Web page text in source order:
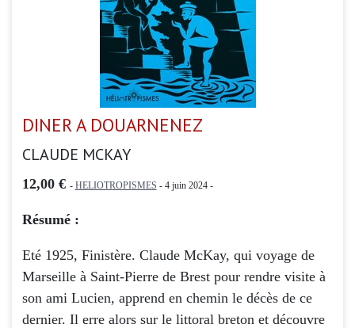
DINER A DOUARNENEZ
CLAUDE MCKAY
12,00 € - HELIOTROPISMES - 4 juin 2024 -
Résumé :
Eté 1925, Finistère. Claude McKay, qui voyage de
Marseille à Saint-Pierre de Brest pour rendre visite à
son ami Lucien, apprend en chemin le décès de ce
dernier. Il erre alors sur le littoral breton et découvre